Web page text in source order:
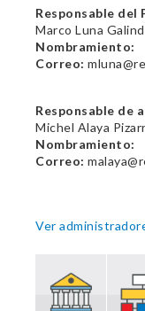
Responsable del
Marco Luna
Nombramiento:
Correo:
Responsable de
Michel Alaya
Nombramiento:
Correo:
Ver